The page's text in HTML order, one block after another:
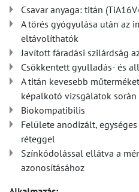
Csavar anyaga: titán
A törés gyógyulása után az
eltávolíthatók
Javított fáradási szilárdság
Csökkentett gyulladás- és
A titán kevesebb
képalkotó vizsgálatok során
Biokompatibilis
Felülete anodizált,
réteggel
Színkódolással ellátva a
azonosításához